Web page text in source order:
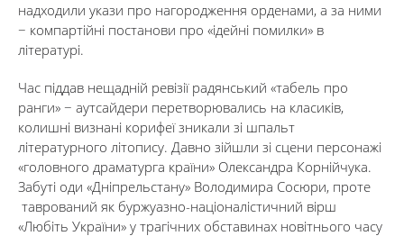
надходили укази про нагородження орденами, а за ними
− компартійні постанови про «ідейні помилки» в
літературі.
Час піддав нещадній ревізії радянський «табель про
ранги» − аутсайдери перетворювались на класиків,
колишні визнані корифеї зникали зі шпальт
літературного літопису. Давно зійшли зі сцени персонажі
«головного драматурга країни» Олександра Корнійчука.
Забуті оди «Дніпрельстану» Володимира Сосюри, проте
таврований як буржуазно-націоналістичний вірш
«Любіть України» у трагічних обставинах новітнього часу